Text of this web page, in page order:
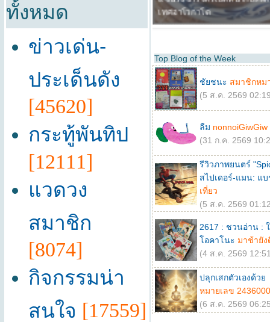
ทั้งหมด
ข่าวเด่น-
ประเด็นดัง
[45620]
กระทู้พันทิป
[12111]
แวดวง
สมาชิก
[8074]
กิจกรรมน่า
สนใจ [17559]
Top Blog of the Week
ชัยชนะ สมาชิกหม
(5 ส.ค. 2569
ลืม nonnoiGiwGiw
(31 ก.ค. 2569
รีวิวภาพยนตร์
สไปเดอร์-แมน: แ
เที่ยว
(5 ส.ค. 2569
2617 : ชวนอ่าน :
โอคาโนะ มาช้ายัง
(4 ส.ค. 2569
ปลุกเสกตัวเองด้ว
หมายเลข 2436000
(6 ส.ค. 2569